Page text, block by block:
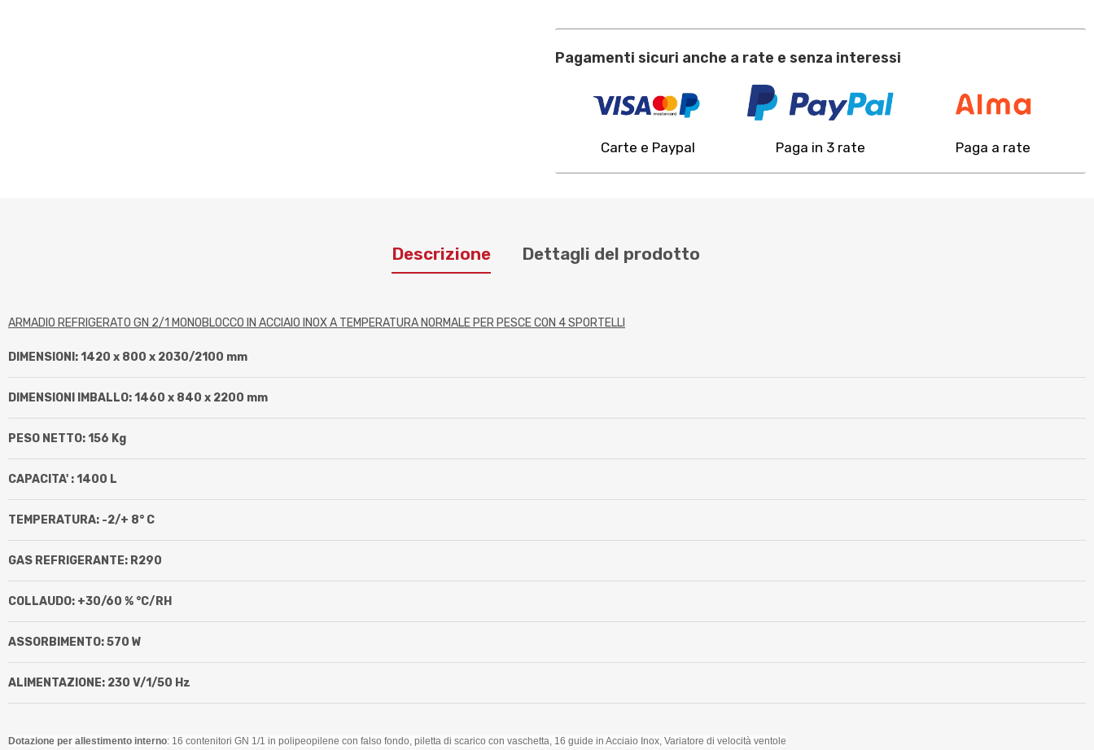
Pagamenti sicuri anche a rate e senza interessi
Carte e Paypal Paga in 3 rate Paga a rate
Descrizione Dettagli del prodotto
ARMADIO REFRIGERATO GN 2/1 MONOBLOCCO IN ACCIAIO INOX A TEMPERATURA NORMALE PER PESCE CON 4 SPORTELLI
DIMENSIONI: 1420 x 800 x 2030/2100 mm
DIMENSIONI IMBALLO: 1460 x 840 x 2200 mm
PESO NETTO: 156 Kg
CAPACITA' : 1400 L
TEMPERATURA: -2/+ 8° C
GAS REFRIGERANTE: R290
COLLAUDO: +30/60 % °C/RH
ASSORBIMENTO: 570 W
ALIMENTAZIONE: 230 V/1/50 Hz
Dotazione per allestimento interno: 16 contenitori GN 1/1 in polipeopilene con falso fondo, piletta di scarico con vaschetta, 16 guide in Acciaio Inox, Variatore di velocità ventole